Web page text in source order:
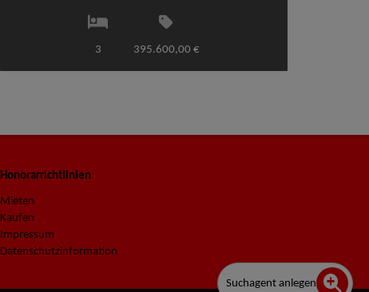
3 395.600,00 €
Honorarrichtlinien
Mieten
Kaufen
Impressum
Datenschutzinformation
Suchagent anlegen